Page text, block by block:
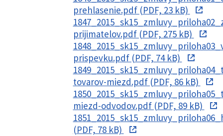
prehlasenie.pdf (PDF, 23 kB)
prijimatelov.pdf (PDF, 275 kB)
prispevku.pdf (PDF, 74 kB)
tovarov-miezd.pdf (PDF, 86 kB)
miezd-odvodov.pdf (PDF, 89 kB)
(PDF, 78 kB)